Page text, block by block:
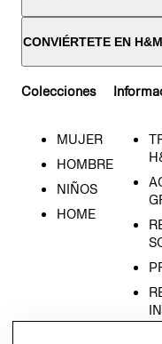
CONVIÉRTETE EN
Colecciones
MUJER
HOMBRE
NIÑOS
HOME